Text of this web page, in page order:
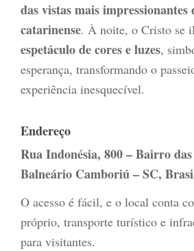
das vistas mais
catarinense. À noite, o Cristo se
espetáculo de cores e luzes,
esperança, transformando o
experiência inesquecível.
Endereço
Rua Indonésia, 800 – Bairro das
Balneário Camboriú – SC,
O acesso é fácil, e o local conta
próprio, transporte turístico e
para visitantes.